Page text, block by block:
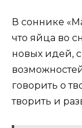
В соннике
что яйца во
новых идей,
говорить о
творить и